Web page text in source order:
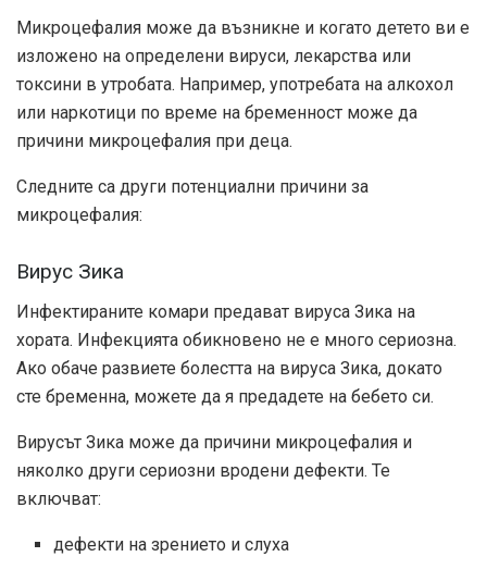
Микроцефалия може да възникне и когато детето ви е
изложено на определени вируси, лекарства или
токсини в утробата. Например, употребата на алкохол
или наркотици по време на бременност може да
причини микроцефалия при деца.
Следните са други потенциални причини за
микроцефалия:
Вирус Зика
Инфектираните комари предават вируса Зика на
хората. Инфекцията обикновено не е много сериозна.
Ако обаче развиете болестта на вируса Зика, докато
сте бременна, можете да я предадете на бебето си.
Вирусът Зика може да причини микроцефалия и
няколко други сериозни вродени дефекти. Те
включват:
дефекти на зрението и слуха